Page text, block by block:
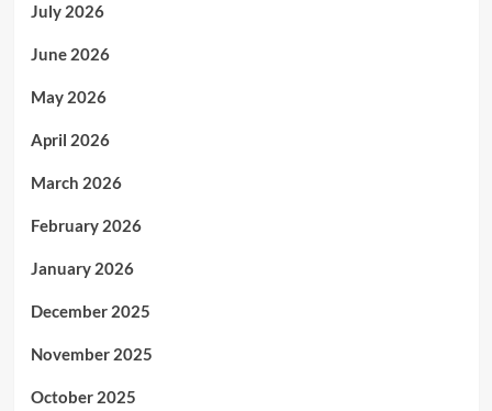
July 2026
June 2026
May 2026
April 2026
March 2026
February 2026
January 2026
December 2025
November 2025
October 2025